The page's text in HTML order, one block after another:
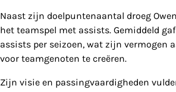
Naast zijn doelpuntenaantal droeg
het teamspel met assists. Gemiddeld
assists per seizoen, wat zijn vermogen
voor teamgenoten te creëren.
Zijn visie en passingvaardigheden